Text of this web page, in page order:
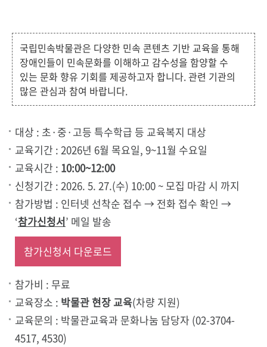
국립민속박물관은 다양한 민속 콘텐츠 기반 교육을 통해
장애인들이 민속문화를 이해하고 감수성을 함양할 수
있는 문화 향유 기회를 제공하고자 합니다. 관련 기관의
많은 관심과 참여 바랍니다.
대상 : 초·중·고등 특수학급 등 교육복지 대상
교육기간 : 2026년 6월 목요일, 9~11월 수요일
교육시간 : 10:00~12:00
신청기간 : 2026. 5. 27.(수) 10:00 ~ 모집 마감 시 까지
참가방법 : 인터넷 선착순 접수 → 전화 접수 확인 →
‘참가신청서’ 메일 발송
참가신청서 다운로드
참가비 : 무료
교육장소 : 박물관 현장 교육(차량 지원)
교육문의 : 박물관교육과 문화나눔 담당자 (02-3704-
4517, 4530)